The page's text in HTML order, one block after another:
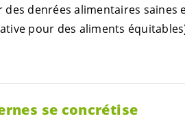
denrées alimentaires saines
pour des aliments
se concrétise